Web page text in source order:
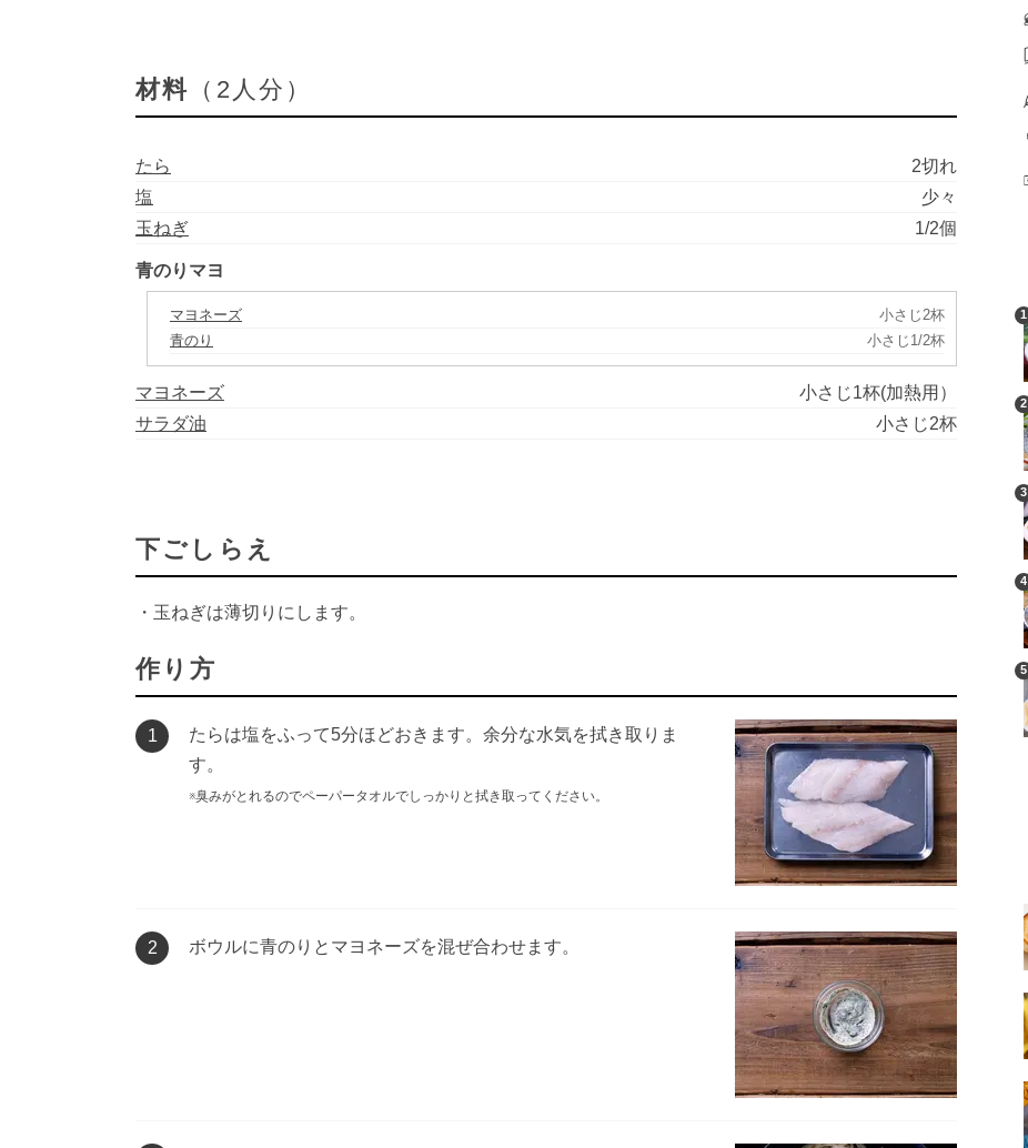
材料 （2人分）
たら
2切れ
塩
少々
玉ねぎ
1/2個
青のりマヨ
マヨネーズ
小さじ2杯
青のり
小さじ1/2杯
マヨネーズ
小さじ1杯(加熱用）
サラダ油
小さじ2杯
下ごしらえ
・玉ねぎは薄切りにします。
作り方
1
たらは塩をふって5分ほどおきます。余分な水気を拭き取りま
す。
※臭みがとれるのでペーパータオルでしっかりと拭き取ってください。
2 ボウルに青のりとマヨネーズを混ぜ合わせます。
1
2
3
4
5